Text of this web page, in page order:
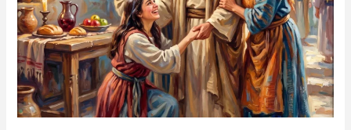
Iman